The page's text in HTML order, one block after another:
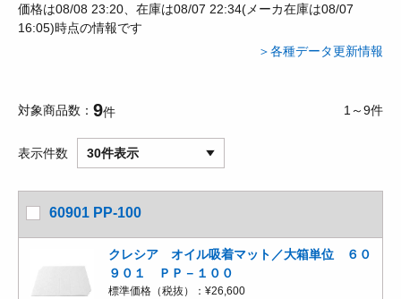
価格は08/08 23:20、在庫は08/07 22:34(メーカ在庫は08/07
16:05)時点の情報です
＞各種データ更新情報
対象商品数 9件 1～9件
表示件数 30件表示
60901 PP-100
クレシア オイル吸着マット／大箱単位 ６０
９０１ ＰＰ－１００
標準価格（税抜）： ¥26,600